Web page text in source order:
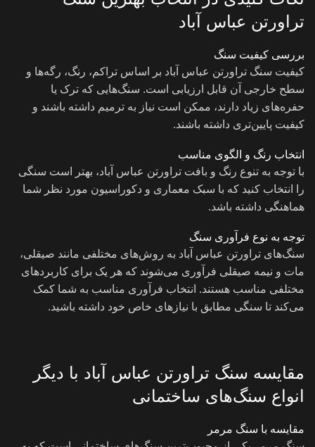
تراورتن عباس آباد
بررسی کیفیت سنگ
کیفیت سنگ تراورتن عباس آباد بر اساس تراکم، رنگ، رگه‌ها و
سطح خارجی آن قابل ارزیابی است. سنگ‌هایی که ترک یا
حفره‌های زیاد دارند، ممکن است نیاز به ترمیم داشته باشند و
کیفیت پایین‌تری داشته باشند.
انتخاب رنگ و الگوی مناسب
با توجه به تنوع رنگ و بافت تراورتن عباس آباد، بهتر است سنگی
را انتخاب کنید که با سبک معماری و دکوراسیون مورد نظر شما
هماهنگی داشته باشد.
توجه به نوع فرآوری سنگ
سنگ‌های تراورتن عباس آباد به روش‌های مختلفی مانند صیقلی،
مات و نیمه صیقلی فرآوری می‌شوند که هر یک برای کاربردهای
مختلفی مناسب هستند. انتخاب فرآوری مناسب به شما کمک
می‌کند تا سنگی مطابق با نیازهای خاص خود داشته باشید.
مقایسه سنگ تراورتن عباس آباد با دیگر
انواع سنگ‌های ساختمانی
مقایسه با سنگ مرمر